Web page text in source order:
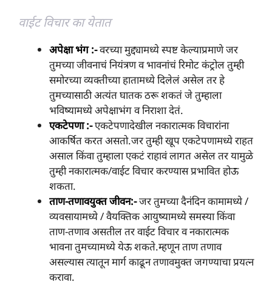
वाईट विचार का येतात
अपेक्षा भंग :-वरच्यामुद्द्यामध्ये स्पष्ट केल्याप्रमाणे जर
तुमच्या जीवनाचं नियंत्रण व भावनांचं रिमोट कंट्रोल तुम्ही
समोरच्या व्यक्तीच्या हातामध्ये दिलेलं असेल तर हे
तुमच्यासाठी अत्यंत घातक ठरू शकतं जे तुम्हाला
भविष्यामध्ये अपेक्षाभंग व निराशा देतं.
एकटेपणा :-एकटेपणादेखील नकारात्मक विचारांना
आकर्षित करत असतो.जर तुम्ही खूप एकटेपणामध्ये राहत
असाल किंवा तुम्हाला एकटं राहावं लागत असेल तर यामुळे
तुम्ही नकारात्मक/वाईट विचार करण्यास प्रभावित होऊ
शकता.
ताण-तणावयुक्त जीवन:-जर तुमच्या दैनंदिन कामामध्ये /
व्यवसायामध्ये / वैयक्तिक आयुष्यामध्ये समस्या किंवा
ताण-तणाव असतील तर वाईट विचार व नकारात्मक
भावना तुमच्यामध्ये येऊ शकते.म्हणून ताण तणाव
असल्यास त्यातून मार्ग काढून तणावमुक्त जगण्याचा प्रयत्न
करावा.